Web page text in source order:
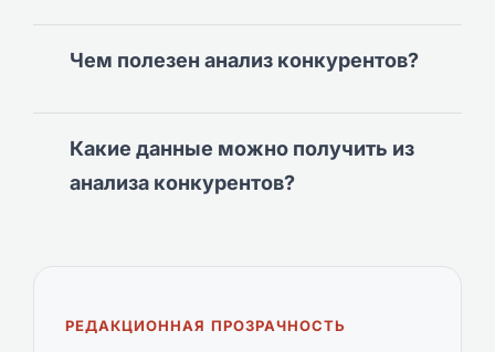
Чем полезен анализ конкурентов?
Какие данные можно получить из
анализа конкурентов?
РЕДАКЦИОННАЯ ПРОЗРАЧНОСТЬ